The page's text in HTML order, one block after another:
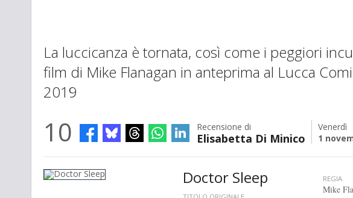
La luccicanza è tornata, così come i peggiori
film di Mike Flanagan in anteprima al Lucca
2019
10 Recensione di
Elisabetta Di Minico
Venerdì
1
Doctor Sleep REGIA
Mike